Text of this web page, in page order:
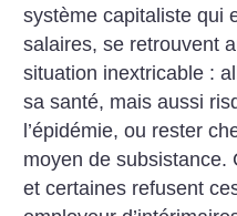
système capitaliste qui
salaires, se retrouvent
situation inextricable :
sa santé, mais aussi
l’épidémie, ou rester
moyen de subsistance.
et certaines refusent